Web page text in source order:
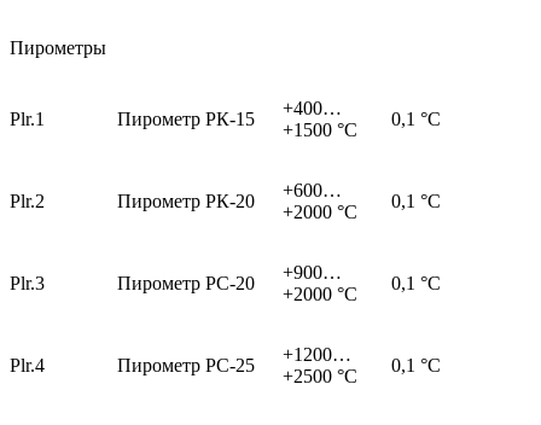
Пирометры
Plr.1 Пирометр РК-15
+400…
+1500 °С
0,1 °С
Plr.2 Пирометр РК-20
+600…
+2000 °С
0,1 °С
Plr.3 Пирометр РС-20
+900…
+2000 °С
0,1 °С
Plr.4 Пирометр РС-25
+1200…
+2500 °С
0,1 °С